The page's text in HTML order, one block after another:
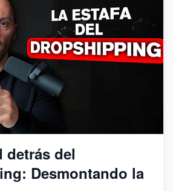
detrás del
Desmontando la